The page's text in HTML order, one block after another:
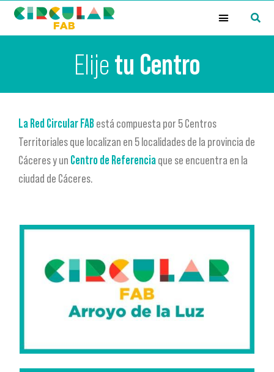
Elijetu Centro
La Red Circular FABestá compuesta por 5 Centros
Territoriales que localizan en 5 localidades de la provincia de
Cáceres y un Centro de Referenciaque se encuentra en la
ciudad de Cáceres.